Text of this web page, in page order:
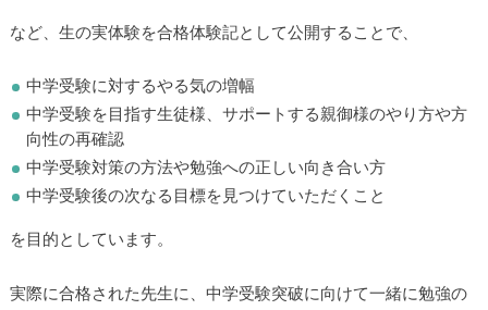
など、生の実体験を合格体験記として公開することで、
中学受験に対するやる気の増幅
中学受験を目指す生徒様、サポートする親御様のやり方や
方向性の再確認
中学受験対策の方法や勉強への正しい向き合い方
中学受験後の次なる目標を見つけていただくこと
を目的としています。
実際に合格された先生に、中学受験突破に向けて一緒に勉強